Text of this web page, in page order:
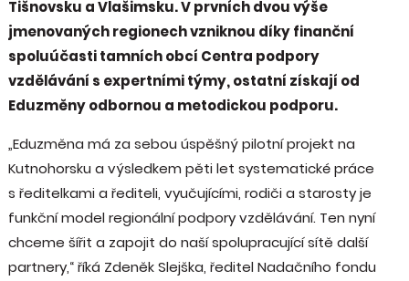
Tišnovsku a Vlašimsku. V prvních dvou výše
jmenovaných regionech vzniknou díky finanční
spoluúčasti tamních obcí Centra podpory
vzdělávání s expertními týmy, ostatní získají od
Eduzměny odbornou a metodickou podporu.
„Eduzměna má za sebou úspěšný pilotní projekt na
Kutnohorsku a výsledkem pěti let systematické práce
s ředitelkami a řediteli, vyučujícími, rodiči a starosty je
funkční model regionální podpory vzdělávání. Ten nyní
chceme šířit a zapojit do naší spolupracující sítě další
partnery,“ říká Zdeněk Slejška, ředitel Nadačního fondu